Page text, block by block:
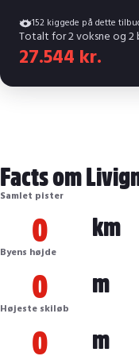
152 kiggede på dette
Totalt for 2 voksne og 2
27.544 kr.
Facts om
Samlet pister
0 km
Byens højde
0 m
Højeste skiløb
0 m